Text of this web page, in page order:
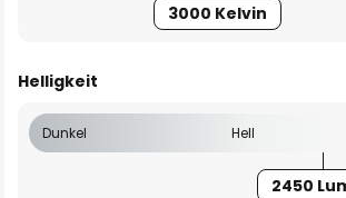
3000 Kelvin
Helligkeit
Dunkel Hell
2450